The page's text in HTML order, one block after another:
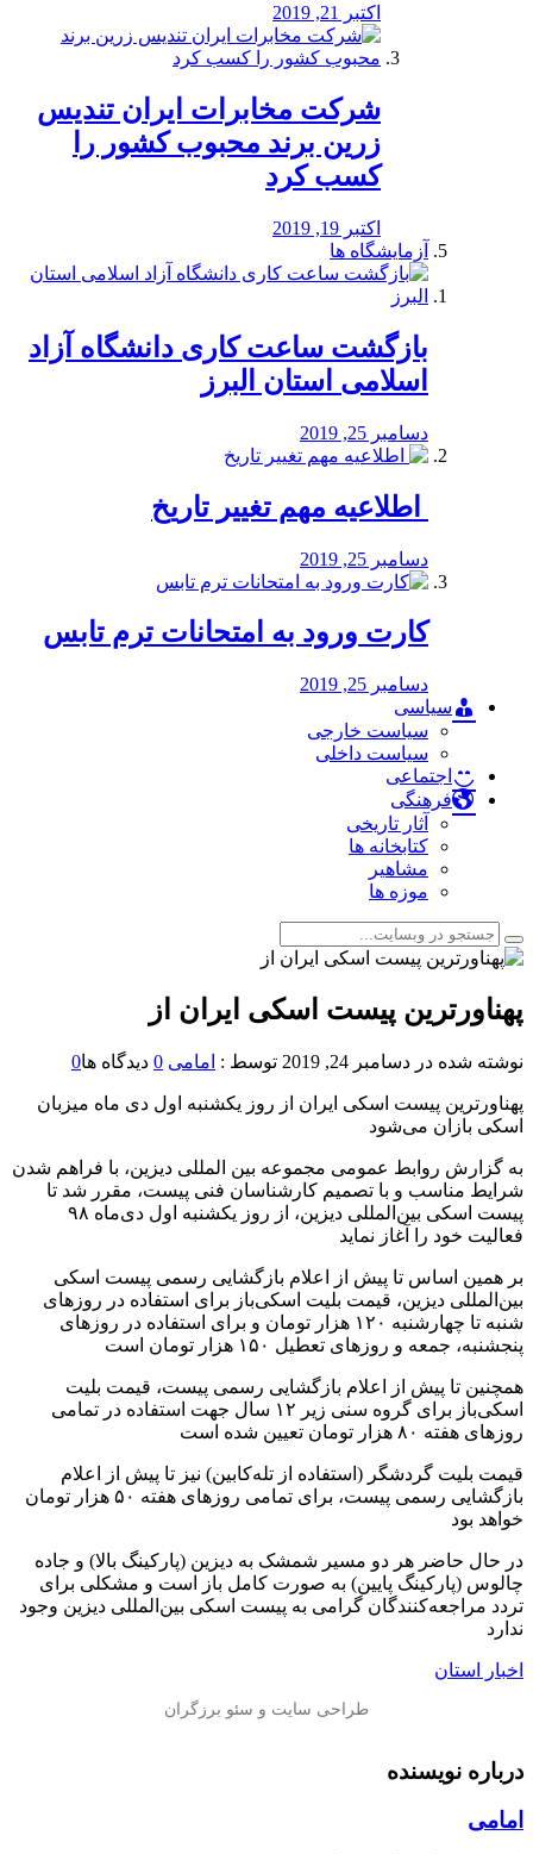
اکتبر 21, 2019
شرکت مخابرات ایران تندیس
زرین برند محبوب کشور را
کسب کرد
اکتبر 19, 2019
آزمایشگاه ها
بازگشت ساعت کاری دانشگاه آزاد
اسلامی استان البرز
دسامبر 25, 2019
️ اطلاعیه مهم تغییر تاریخ
دسامبر 25, 2019
کارت ورود به امتحانات ترم تابس
دسامبر 25, 2019
سیاسی
سیاست خارجی
سیاست داخلی
اجتماعی
فرهنگی
آثار تاریخی
کتابخانه ها
مشاهیر
موزه ها
پهناورترين پیست اسکی ایران از
نوشته شده در دسامبر 24, 2019 توسط : امامی 0 دیدگاه ها0
پهناورترين پیست اسکی ایران از روز یکشنبه اول دی ماه میزبان
اسکی بازان می‌شود
به گزارش روابط عمومی مجموعه بين المللى ديزين، با فراهم شدن
شرایط مناسب و با تصمیم کارشناسان فنی پیست، مقرر شد تا
پیست اسکی بین‌المللی دیزین، از روز یکشنبه اول دی‌ماه ٩٨
فعالیت خود را آغاز نماید
بر همین اساس تا پیش از اعلام بازگشایی رسمی پیست اسکی
بین‌المللی دیزین، قیمت بلیت اسکی‌‌باز برای استفاده در روزهای
شنبه تا چهارشنبه ۱٢۰ هزار تومان و برای استفاده در روزهای
پنجشنبه، جمعه و روزهای تعطیل ۱۵۰ هزار تومان است
همچنین تا پیش از اعلام بازگشایی رسمی پیست، قیمت بلیت
اسکی‌‌باز برای گروه سنی زیر ۱۲ سال جهت استفاده در تمامی
روزهای هفته ٨۰ هزار تومان تعیین شده است
قیمت بلیت گردشگر (استفاده از تله‌کابین) نیز تا پیش از اعلام
بازگشایی رسمی پیست، برای تمامی روزهای هفته ۵۰ هزار تومان
خواهد بود
در حال حاضر هر دو مسیر شمشک به دیزین (پارکینگ بالا) و جاده
چالوس (پارکینگ پایین) به صورت کامل باز است و مشکلی برای
تردد مراجعه‌کنندگان گرامی به پیست اسکی بین‌المللی دیزین وجود
ندارد
اخبار استان
درباره نویسنده
امامی